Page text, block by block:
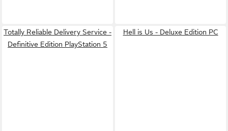
Totally Reliable Delivery Service -
Definitive Edition PlayStation 5
Hell is Us - Deluxe Edition PC